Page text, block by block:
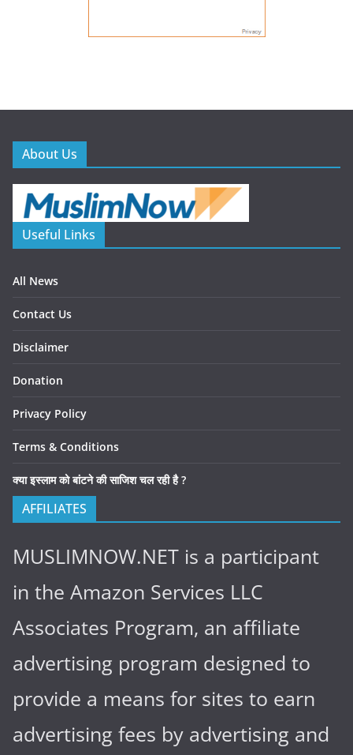
About Us
Useful Links
All News
Contact Us
Disclaimer
Donation
Privacy Policy
Terms & Conditions
क्या इस्लाम को बांटने की साजिश चल रही है ?
AFFILIATES
MUSLIMNOW.NET is a participant
in the Amazon Services LLC
Associates Program, an affiliate
advertising program designed to
provide a means for sites to earn
advertising fees by advertising and